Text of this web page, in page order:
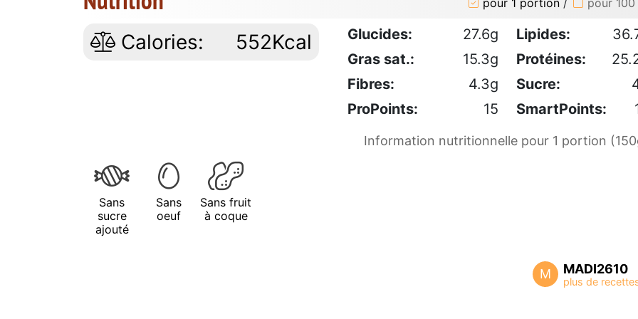
pour 1 portion / pour 100
Calories: 552Kcal Glucides: 27.6g Lipides:
Gras sat.:
15.3g Protéines:
Fibres:
4.3g Sucre:
ProPoints:
15 SmartPoints:
Information nutritionnelle pour 1 portion
Sans
sucre
ajouté
Sans
oeuf
Sans fruit
à coque
M MADI2610